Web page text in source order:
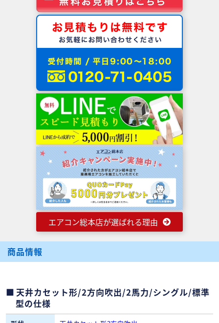
エアコン総本店が選ばれる理由
商品情報
天井カセット形/2方向吹出/2馬力/シングル/標準
型の仕様